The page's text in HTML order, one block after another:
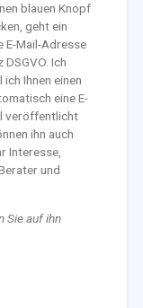
blauen Knopf
geht ein
E-Mail-Adresse
Ich
Ihnen einen
eine E-
veröffentlicht
ihn auch
Interesse,
und
Sie auf ihn